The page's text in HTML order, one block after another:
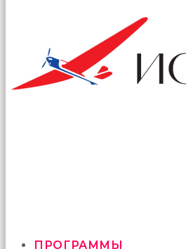
ПРОГРАММЫ